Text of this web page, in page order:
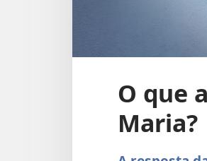
O que
Maria?